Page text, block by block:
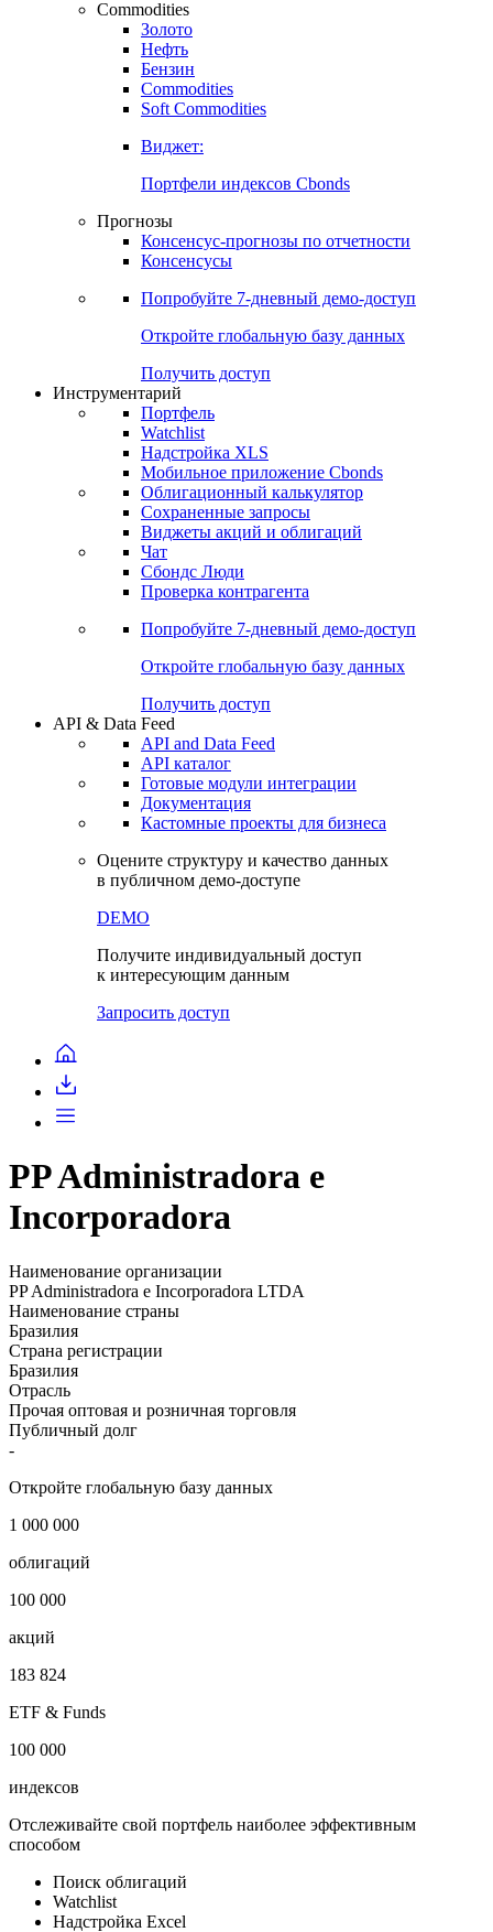
Commodities
Золото
Нефть
Бензин
Commodities
Soft Commodities
Виджет:
Портфели индексов Cbonds
Прогнозы
Консенсус-прогнозы по отчетности
Консенсусы
Попробуйте 7-дневный демо-доступ
Откройте глобальную базу данных
Получить доступ
Инструментарий
Портфель
Watchlist
Надстройка XLS
Мобильное приложение Cbonds
Облигационный калькулятор
Сохраненные запросы
Виджеты акций и облигаций
Чат
Сбондс Люди
Проверка контрагента
Попробуйте 7-дневный демо-доступ
Откройте глобальную базу данных
Получить доступ
API & Data Feed
API and Data Feed
API каталог
Готовые модули интеграции
Документация
Кастомные проекты для бизнеса
Оцените структуру и качество данных
в публичном демо-доступе
DEMO
Получите индивидуальный доступ
к интересующим данным
Запросить доступ
PP Administradora e
Incorporadora
Наименование организации
PP Administradora e Incorporadora LTDA
Наименование страны
Бразилия
Страна регистрации
Бразилия
Отрасль
Прочая оптовая и розничная торговля
Публичный долг
-
Откройте глобальную базу данных
1 000 000
облигаций
100 000
акций
183 824
ETF & Funds
100 000
индексов
Отслеживайте свой портфель наиболее эффективным
способом
Поиск облигаций
Watchlist
Надстройка Excel